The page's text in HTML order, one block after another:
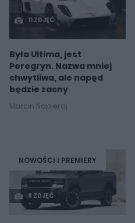
11 ZDJĘĆ
Była Ultima, jest
Peregryn. Nazwa mniej
chwytliwa, ale napęd
będzie zacny
Marcin Napieraj
NOWOŚCI I PREMIERY
9 ZDJĘĆ